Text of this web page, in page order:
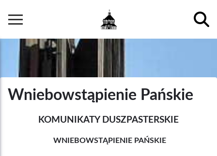
do
treści
Główna
nawigacja
Wniebowstąpienie Pańskie
KOMUNIKATY DUSZPASTERSKIE
WNIEBOWSTĄPIENIE PAŃSKIE